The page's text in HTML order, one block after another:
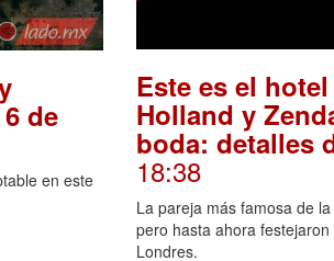
de
en este
Este es el
Holland y
boda: detalles
18:38
La pareja más famosa de
pero hasta ahora
Londres.